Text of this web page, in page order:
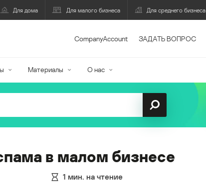
Для дома Для малого бизнеса Для среднего бизнеса
CompanyAccount ЗАДАТЬ ВОПРОС
Материалы О нас
в малом бизнесе
1 мин. на чтение